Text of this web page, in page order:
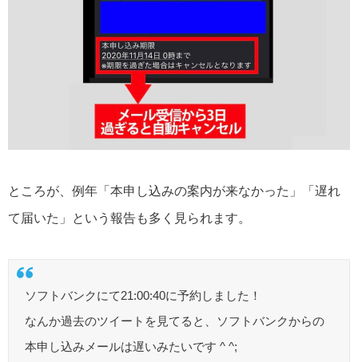
ところが、例年 「本申し込みの案内が来なかった」「遅れ
て届いた」
という報告も多く見られます。
ソフトバンクにて21:00:40に予約しました！
なんか過去のツイートを見てると、ソフトバンクからの
本申し込みメールは遅いみたいです ^ ^;